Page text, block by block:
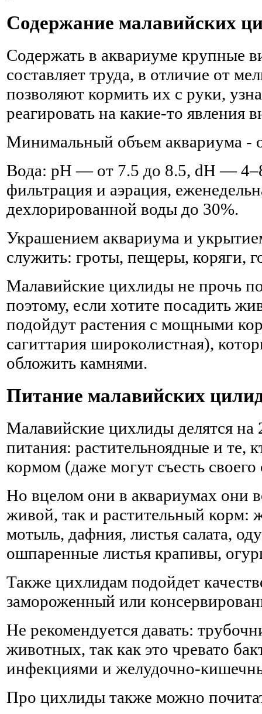
Содержание малавийских
Содержать в аквариуме крупные
составляет труда, в отличие от
позволяют кормить их с руки,
реагировать на какие-то явления
Минимальный объем аквариума -
Вода: pH — от 7.5 до 8.5, dH —
фильтрация и аэрация,
дехлорированной воды до 30%.
Украшением аквариума и
служить: гроты, пещеры, коряги,
Малавийские цихлиды не прочь
поэтому, если хотите посадить
подойдут растения с мощными
сагиттария широколистная),
обложить камнями.
Питание малавийских
Малавийские цихлиды делятся на
питания: растительноядные и те,
кормом (даже могут съесть
Но вцелом они в аквариумах они
живой, так и растительный корм:
мотыль, дафния, листья салата,
ошпаренные листья крапивы,
Также цихлидам подойдет
замороженный или
Не рекомендуется давать:
животных, так как это чревато
инфекциями и желудочно-
Про цихлиды также можно